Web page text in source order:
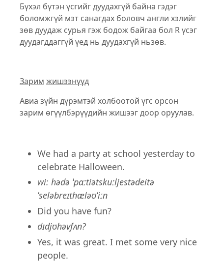
Бүхэл бүтэн үсгийг дуудахгүй байна гэдэг
боломжгүй мэт санагдах боловч англи хэлийг
зөв дуудаж сурья гэж бодож байгаа бол R үсэг
дуудагддаггүй үед нь дуудахгүй ньзөв.
Зарим жишээнүүд
Авиа зүйн дүрэмтэй холбоотой үгс орсон
зарим өгүүлбэрүүдийн жишээг доор оруулав.
We had a party at school yesterday to
celebrate Halloween.
wi: hədə ˈpɑːtiətskuːljestədeitə
ˈseləbreɪthæləʊˈiːn
Did you have fun?
dɪdjʊhəvfʌn?
Yes, it was great. I met some very nice
people.